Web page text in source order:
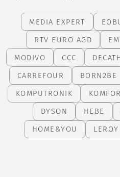
MEDIA EXPERT
RTV EURO AGD
MODIVO
CCC
CARREFOUR
BORN2BE
KOMPUTRONIK
DYSON
HEBE
HOME&YOU